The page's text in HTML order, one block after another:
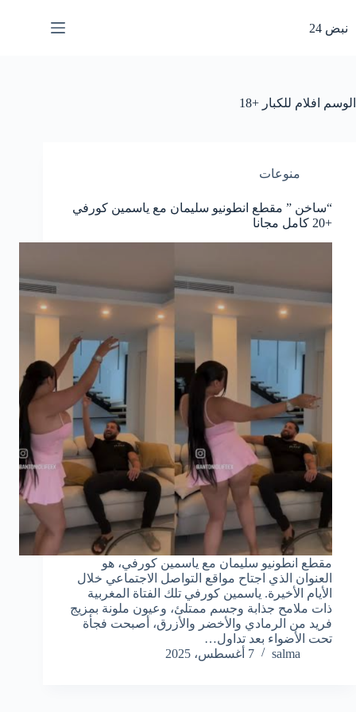
المحتوى
نبض 24
الوسم افلام للكبار +18
منوعات
“ساخن ” مقطع انطونيو سليمان مع ياسمين كورفي
+20 كامل مجانا
مقطع انطونيو سليمان مع ياسمين كورفي، هو
العنوان الذي اجتاح مواقع التواصل الاجتماعي خلال
الأيام الأخيرة. ياسمين كورفي تلك الفتاة المغربية
ذات ملامح جذابة وجسم ممتلئ، وعيون ملونة بمزيج
فريد من الرمادي والأخضر والأزرق، أصبحت فجأة
تحت الأضواء بعد تداول…
salma
7 أغسطس، 2025